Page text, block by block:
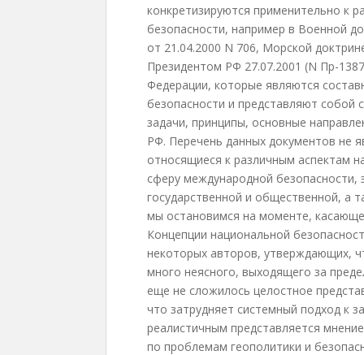
конкретизируются применительно к
безопасности, например в Военной
от 21.04.2000 N 706, Морской
Президентом РФ 27.07.2001 (N Пр-
Федерации, которые являются
безопасности и представляют собой
задачи, принципы, основные
РФ. Перечень данных документов не
относящиеся к различным аспектам
сферу международной
государственной и общественной, а
мы остановимся на моменте,
Концепции национальной
некоторых авторов, утверждающих,
много неясного, выходящего за
еще не сложилось целостное
что затрудняет системный подход к
реалистичным представляется
по проблемам геополитики и